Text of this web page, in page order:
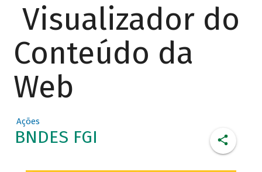
Visualizador do
Conteúdo da
Web
Ações
BNDES FGI